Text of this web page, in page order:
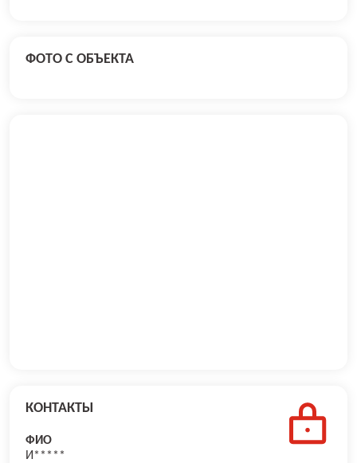
ФОТО С ОБЪЕКТА
КОНТАКТЫ
ФИО
И*****